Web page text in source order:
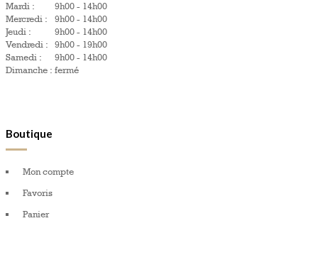
Mardi :
9h00 - 14h00
Mercredi :
9h00 - 14h00
Jeudi :
9h00 - 14h00
Vendredi :
9h00 - 19h00
Samedi :
9h00 - 14h00
Dimanche : fermé
Boutique
Mon compte
Favoris
Panier